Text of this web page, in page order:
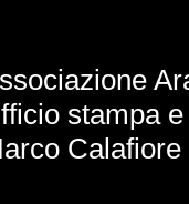
stampa
Calafiore